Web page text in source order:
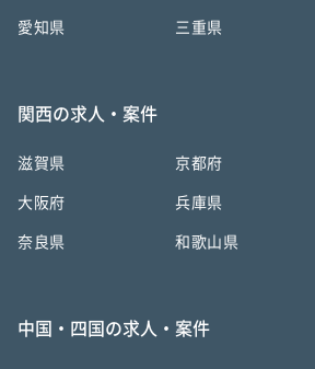
愛知県 三重県
関西の求人・案件
滋賀県 京都府
大阪府 兵庫県
奈良県 和歌山県
中国・四国の求人・案件